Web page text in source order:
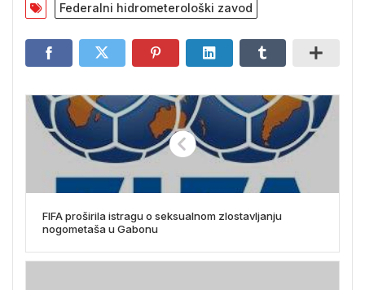
Federalni hidrometerološki zavod
FIFA proširila istragu o seksualnom zlostavljanju
nogometaša u Gabonu